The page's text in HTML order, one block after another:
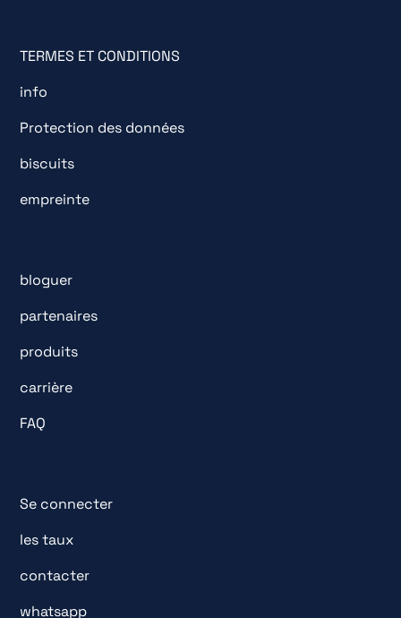
TERMES ET CONDITIONS
info
Protection des données
biscuits
empreinte
bloguer
partenaires
produits
carrière
FAQ
Se connecter
les taux
contacter
whatsapp